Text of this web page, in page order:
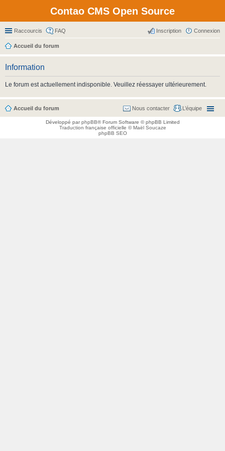
Contao CMS Open Source
Raccourcis FAQ Connexion
Inscription
Accueil du forum
Information
Le forum est actuellement indisponible. Veuillez réessayer ultérieurement.
Accueil du forum L’équipe
Nous contacter
Développé parphpBB® Forum Software © phpBB Limited
Traduction française officielle ©Maël Soucaze
phpBB SEO